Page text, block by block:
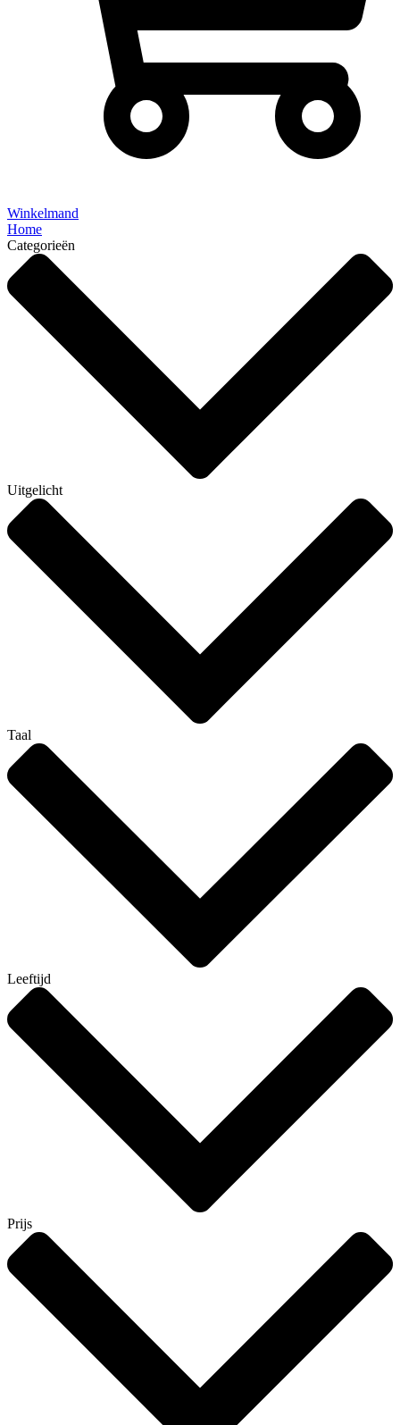
Winkelmand
Home
Categorieën
Uitgelicht
Taal
Leeftijd
Prijs